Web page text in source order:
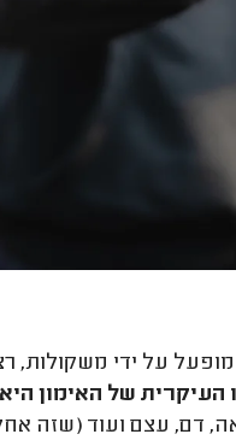
על ידי משקולות,
העיקרית של האימון היא
דם, עצם ועוד (שזה